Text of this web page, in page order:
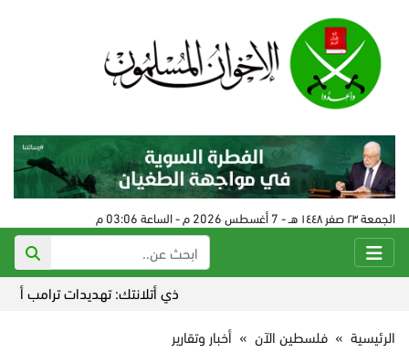
الجمعة ٢٣ صفر ١٤٤٨ هـ - 7 أغسطس 2026 م - الساعة 03:06 م
ذي أتلانتك: تهديدات ترامب أضاعت
الرئيسية » فلسطين الآن » أخبار وتقارير